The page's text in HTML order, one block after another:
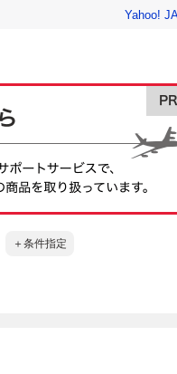
Yahoo!
＋条件指定